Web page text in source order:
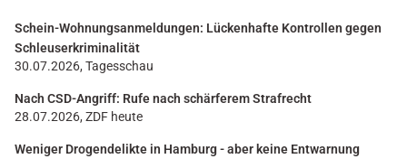
Schein-Wohnungsanmeldungen: Lückenhafte Kontrollen gegen
Schleuserkriminalität
30.07.2026, Tagesschau
Nach CSD-Angriff: Rufe nach schärferem Strafrecht
28.07.2026, ZDF heute
Weniger Drogendelikte in Hamburg - aber keine Entwarnung